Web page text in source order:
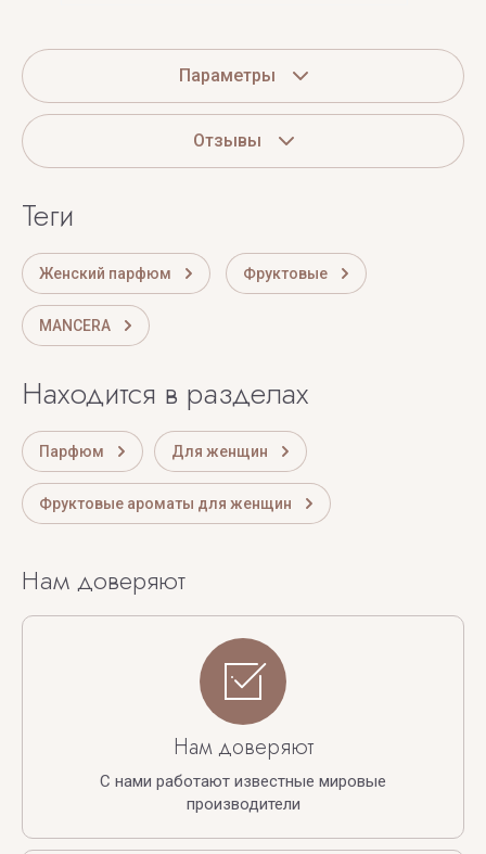
Параметры
Отзывы
теги
Женский парфюм Фруктовые
MANCERA
Находится в разделах
Парфюм Для женщин
Фруктовые ароматы для женщин
Нам доверяют
Нам доверяют
С нами работают известные мировые
производители